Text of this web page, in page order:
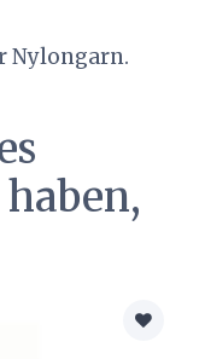
Nylongarn.